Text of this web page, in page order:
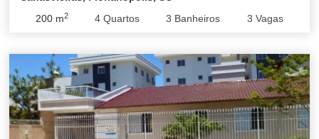
200 m2 4 Quartos 3 Banheiros 3 Vagas